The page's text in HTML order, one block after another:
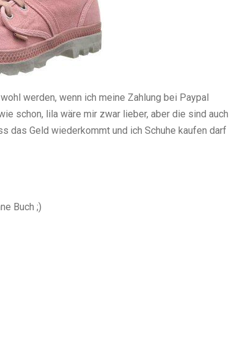
werden, wenn ich meine Zahlung bei Paypal
schon, lila wäre mir zwar lieber, aber die sind auch
das Geld wiederkommt und ich Schuhe kaufen darf
Buch ;)